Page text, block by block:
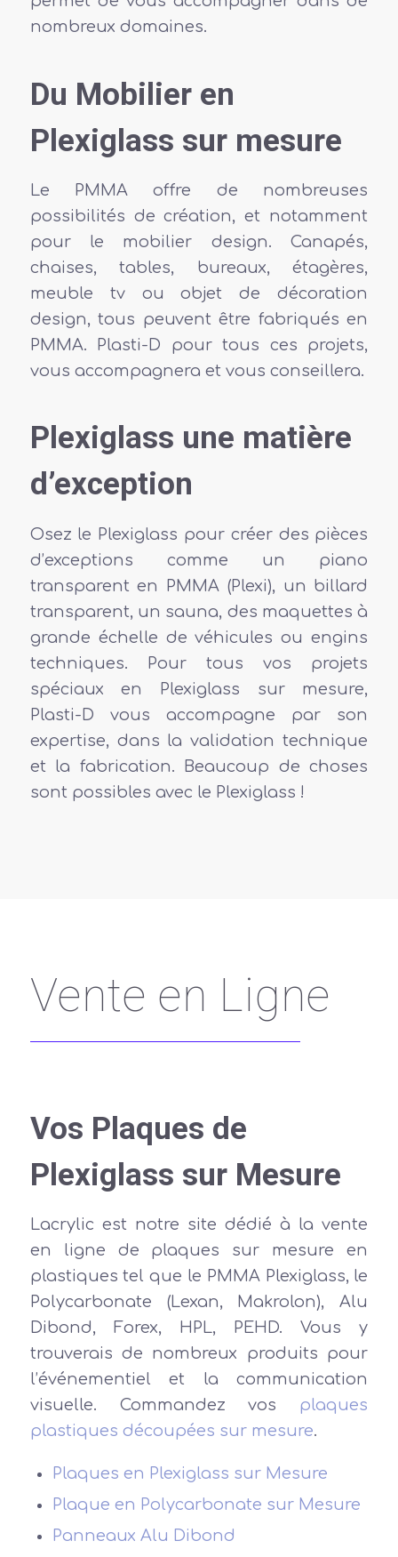
nombreux domaines.
Du Mobilier en
Plexiglass sur mesure
Le PMMA offre de nombreuses
possibilités de création, et notamment
pour le mobilier design. Canapés,
chaises, tables, bureaux, étagères,
meuble tv ou objet de décoration
design, tous peuvent être fabriqués en
PMMA. Plasti-D pour tous ces projets,
vous accompagnera et vous conseillera.
Plexiglass une matière
d’exception
Osez le Plexiglass pour créer des pièces
d’exceptions comme un piano
transparent en PMMA (Plexi), un billard
transparent, un sauna, des maquettes à
grande échelle de véhicules ou engins
techniques. Pour tous vos projets
spéciaux en Plexiglass sur mesure,
Plasti-D vous accompagne par son
expertise, dans la validation technique
et la fabrication. Beaucoup de choses
sont possibles avec le Plexiglass !
Vente en Ligne
Vos Plaques de
Plexiglass sur Mesure
Lacrylic est notre site dédié à la vente
en ligne de plaques sur mesure en
plastiques tel que le PMMA Plexiglass, le
Polycarbonate (Lexan, Makrolon), Alu
Dibond, Forex, HPL, PEHD. Vous y
trouverais de nombreux produits pour
l’événementiel et la communication
visuelle. Commandez vos plaques
plastiques découpées sur mesure.
Plaques en Plexiglass sur Mesure
Plaque en Polycarbonate sur Mesure
Panneaux Alu Dibond